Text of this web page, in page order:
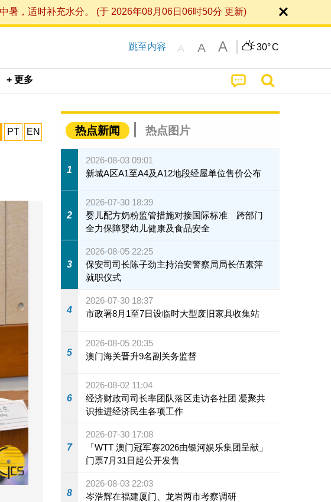
暑，适时补充水分。 (于 2026年08月06日06时50分 更新)
跳至内容 A A A 30°C
+ 更多
PT EN 热点新闻 热点图片
1
2026-08-03 09:01
新城A区A1至A4及A12地段经屋单位售价公布
2
2026-07-30 18:39
婴儿配方奶粉监管措施对接国际标准 跨部门
全力保障婴幼儿健康及食品安全
3
2026-08-05 22:25
保安司司长陈子劲主持治安警察局局长伍素萍
就职仪式
4
2026-07-30 18:37
市政署8月1至7日设临时大型废旧家具收集站
5
2026-08-05 20:35
澳门海关晋升9名副关务监督
6
2026-08-02 11:04
经济财政司司长率团队落区走访各社团 凝聚共
识推进经济民生各项工作
7
2026-07-30 17:08
「WTT 澳门冠军赛2026由银河娱乐集团呈献」
门票7月31日起公开发售
8
2026-08-03 22:03
岑浩辉在福建厦门、龙岩两市考察调研